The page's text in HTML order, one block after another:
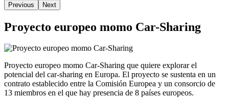
Previous Next
Proyecto europeo momo Car-Sharing
Proyecto europeo momo Car-Sharing que quiere explorar el
potencial del car-sharing en Europa. El proyecto se sustenta en un
contrato establecido entre la Comisión Europea y un consorcio de
13 miembros en el que hay presencia de 8 países europeos.